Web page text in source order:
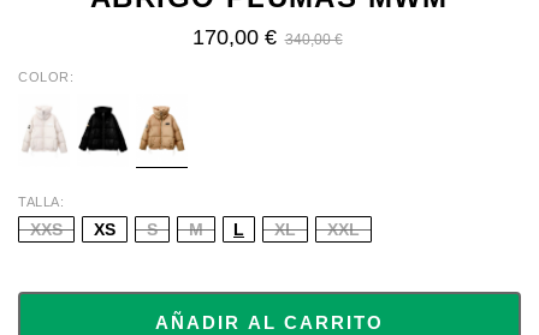
170,00 € 340,00 €
COLOR
BROW
TALLA
XXS XS S M L XL XXL
AÑADIR AL CARRITO